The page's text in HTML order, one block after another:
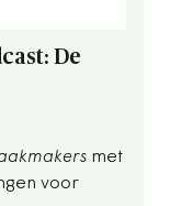
De
met
voor